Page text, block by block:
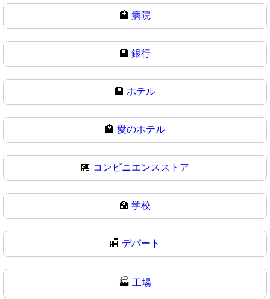
🏥 病院
🏦 銀行
🏨 ホテル
🏩 愛のホテル
🏪 コンビニエンスストア
🏫 学校
🏬 デパート
🏭 工場